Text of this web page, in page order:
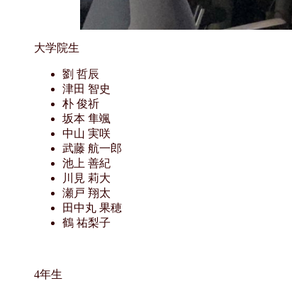
大学院生
劉 哲辰
津田 智史
朴 俊祈
坂本 隼颯
中山 実咲
武藤 航一郎
池上 善紀
川見 莉大
瀬戸 翔太
田中丸 果穂
鶴 祐梨子
4年生